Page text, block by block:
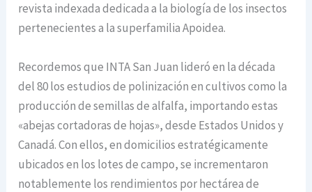
revista indexada dedicada a la biología de los insectos
pertenecientes a la superfamilia Apoidea.
Recordemos que INTA San Juan lideró en la década
del 80 los estudios de polinización en cultivos como la
producción de semillas de alfalfa, importando estas
«abejas cortadoras de hojas», desde Estados Unidos y
Canadá. Con ellos, en domicilios estratégicamente
ubicados en los lotes de campo, se incrementaron
notablemente los rendimientos por hectárea de